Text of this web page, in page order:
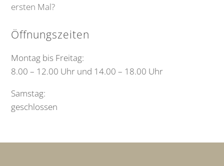
ersten Mal?
Öffnungszeiten
Montag bis Freitag:
8.00 – 12.00 Uhr und 14.00 – 18.00 Uhr
Samstag:
geschlossen